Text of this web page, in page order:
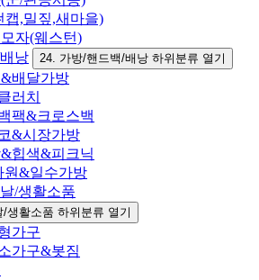
캡,밀짚,새마을)
자(웨스턴)
낭
24. 가방/핸드백/배낭 하위분류 열기
배달가방
러치
팩&크로스백
&시장가방
힙색&피크닉
원&일수가방
/생활소품
생활소품 하위분류 열기
가구
가구&봇짐